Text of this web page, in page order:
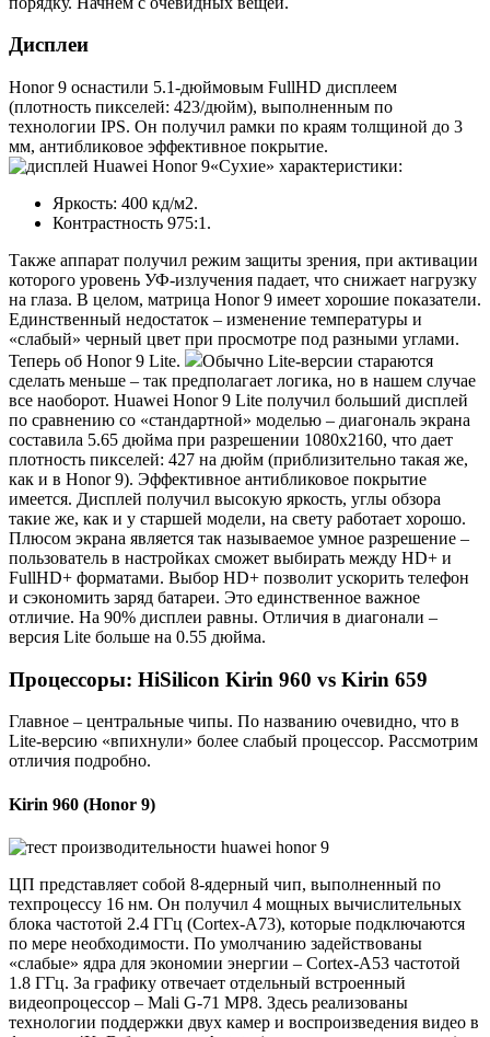
Дисплеи
Honor 9 оснастили 5.1-дюймовым FullHD дисплеем
(плотность пикселей: 423/дюйм), выполненным по
технологии IPS. Он получил рамки по краям толщиной до 3
мм, антибликовое эффективное покрытие.
«Сухие» характеристики:
Яркость: 400 кд/м2.
Контрастность 975:1.
Также аппарат получил режим защиты зрения, при активации
которого уровень УФ-излучения падает, что снижает нагрузку
на глаза. В целом, матрица Honor 9 имеет хорошие показатели.
Единственный недостаток – изменение температуры и
«слабый» черный цвет при просмотре под разными углами.
Теперь об Honor 9 Lite.
Обычно Lite-версии стараются
сделать меньше – так предполагает логика, но в нашем случае
все наоборот. Huawei Honor 9 Lite получил больший дисплей
по сравнению со «стандартной» моделью – диагональ экрана
составила 5.65 дюйма при разрешении 1080х2160, что дает
плотность пикселей: 427 на дюйм (приблизительно такая же,
как и в Honor 9). Эффективное антибликовое покрытие
имеется. Дисплей получил высокую яркость, углы обзора
такие же, как и у старшей модели, на свету работает хорошо.
Плюсом экрана является так называемое умное разрешение –
пользователь в настройках сможет выбирать между HD+ и
FullHD+ форматами. Выбор HD+ позволит ускорить телефон
и сэкономить заряд батареи. Это единственное важное
отличие. На 90% дисплеи равны. Отличия в диагонали –
версия Lite больше на 0.55 дюйма.
Процессоры: HiSilicon Kirin 960 vs Kirin 659
Главное – центральные чипы. По названию очевидно, что в
Lite-версию «впихнули» более слабый процессор. Рассмотрим
отличия подробно.
Kirin 960 (Honor 9)
ЦП представляет собой 8-ядерный чип, выполненный по
техпроцессу 16 нм. Он получил 4 мощных вычислительных
блока частотой 2.4 ГГц (Cortex-A73), которые подключаются
по мере необходимости. По умолчанию задействованы
«слабые» ядра для экономии энергии – Cortex-A53 частотой
1.8 ГГц. За графику отвечает отдельный встроенный
видеопроцессор – Mali G-71 MP8. Здесь реализованы
технологии поддержки двух камер и воспроизведения видео в